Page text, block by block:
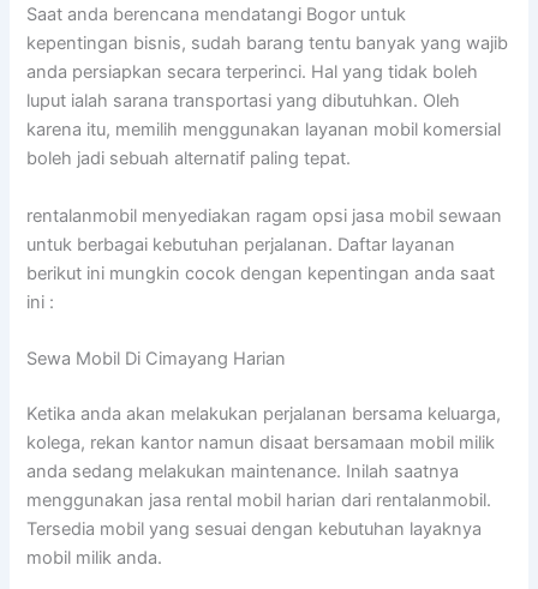
Saat anda berencana mendatangi Bogor untuk
kepentingan bisnis, sudah barang tentu banyak yang wajib
anda persiapkan secara terperinci. Hal yang tidak boleh
luput ialah sarana transportasi yang dibutuhkan. Oleh
karena itu, memilih menggunakan layanan mobil komersial
boleh jadi sebuah alternatif paling tepat.
rentalanmobil menyediakan ragam opsi jasa mobil sewaan
untuk berbagai kebutuhan perjalanan. Daftar layanan
berikut ini mungkin cocok dengan kepentingan anda saat
ini :
Sewa Mobil Di Cimayang Harian
Ketika anda akan melakukan perjalanan bersama keluarga,
kolega, rekan kantor namun disaat bersamaan mobil milik
anda sedang melakukan maintenance. Inilah saatnya
menggunakan jasa rental mobil harian dari rentalanmobil.
Tersedia mobil yang sesuai dengan kebutuhan layaknya
mobil milik anda.